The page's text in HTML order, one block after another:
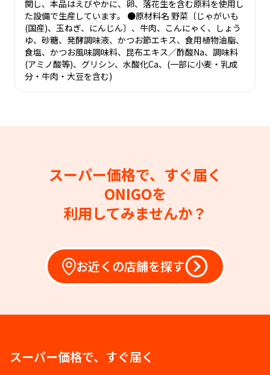
関し、本品はえびやかに、卵、落花生を含む原料を使用し
た設備で生産しています。 ●原材料名 野菜〔じゃがいも
(国産)、玉ねぎ、にんじん〕、牛肉、こんにゃく、しょう
ゆ、砂糖、発酵調味液、かつお節エキス、食用植物油脂、
食塩、かつお風味調味料、昆布エキス／酢酸Na、調味料
(アミノ酸等)、グリシン、水酸化Ca、(一部に小麦・乳成
分・牛肉・大豆を含む)
スーパー価格で、すぐ届く
ONIGOを
利用してみませんか？
お近くの店舗を探す
スーパー価格で、すぐ届く